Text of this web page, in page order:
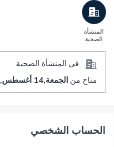
المنشأة
الصحية
في المنشأة الصحية
متاح من الجمعة,14 أغسطس, 08:00 م
اﻟﺤﺴﺎﺏ اﻟﺸﺨﺼﻲ